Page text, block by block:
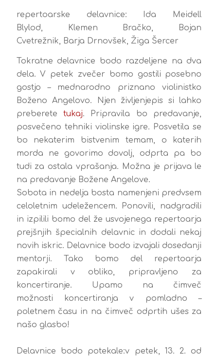
repertoarske delavnice: Ida Meidell
Blylod, Klemen Bračko, Bojan
Cvetrežnik, Barja Drnovšek, Žiga Šercer
Tokratne delavnice bodo razdeljene na dva
dela. V petek zvečer bomo gostili posebno
gostjo – mednarodno priznano violinistko
Boženo Angelovo. Njen življenjepis si lahko
preberetetukaj. Pripravila bo predavanje,
posvečeno tehniki violinske igre. Posvetila se
bo nekaterim bistvenim temam, o katerih
morda ne govorimo dovolj, odprta pa bo
tudi za ostala vprašanja. Možna je prijava le
na predavanje Božene Angelove.
Sobota in nedelja bosta namenjeni predvsem
celoletnim udeležencem. Ponovili, nadgradili
in izpilili bomo del že usvojenega repertoarja
prejšnjih špecialnih delavnic in dodali nekaj
novih iskric. Delavnice bodo izvajali dosedanji
mentorji. Tako bomo del repertoarja
zapakirali v obliko, pripravljeno za
koncertiranje. Upamo na čimveč
možnosti koncertiranja v pomladno –
poletnem času in na čimveč odprtih ušes za
našo glasbo!
Delavnice bodo potekale:v petek, 13. 2. od